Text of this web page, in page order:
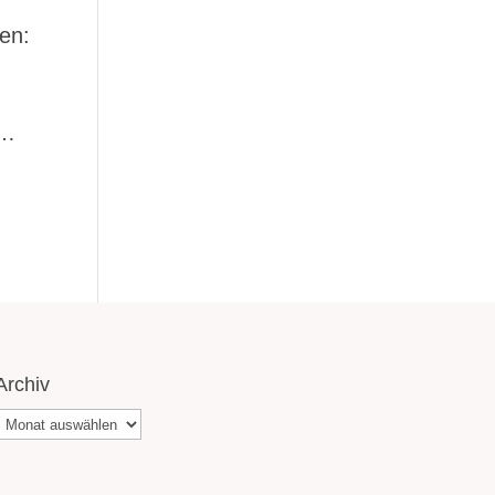
Archiv